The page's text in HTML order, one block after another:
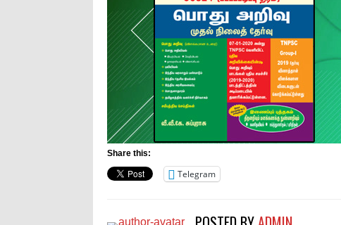
Share this:
Telegram